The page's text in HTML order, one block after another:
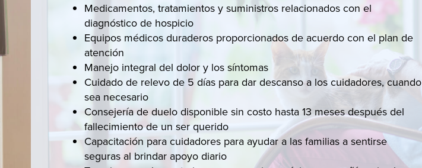
Medicamentos, tratamientos y suministros relacionados con el
diagnóstico de hospicio
Equipos médicos duraderos proporcionados de acuerdo con el plan de
atención
Manejo integral del dolor y los síntomas
Cuidado de relevo de 5 días para dar descanso a los cuidadores, cuando
sea necesario
Consejería de duelo disponible sin costo hasta 13 meses después del
fallecimiento de un ser querido
Capacitación para cuidadores para ayudar a las familias a sentirse
seguras al brindar apoyo diario